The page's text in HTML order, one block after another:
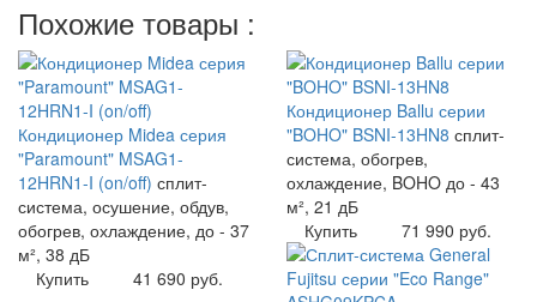
Похожие товары :
Кондиционер Midea серия
"Paramount" MSAG1-
12HRN1-I (on/off) сплит-
система, осушение, обдув,
обогрев, охлаждение, до - 37
м², 38 дБ
Купить
41 690 руб.
Кондиционер Ballu серии
"BOHO" BSNI-13HN8 сплит-
система, обогрев,
охлаждение, BOHO до - 43
м², 21 дБ
Купить
71 990 руб.